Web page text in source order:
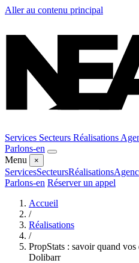
Aller au contenu principal
Services Secteurs Réalisations
Parlons-en
Menu
×
ServicesSecteursRéalisations
Parlons-en Réserver un appel
Accueil
/
Réalisations
/
PropStats : savoir quand
Dolibarr